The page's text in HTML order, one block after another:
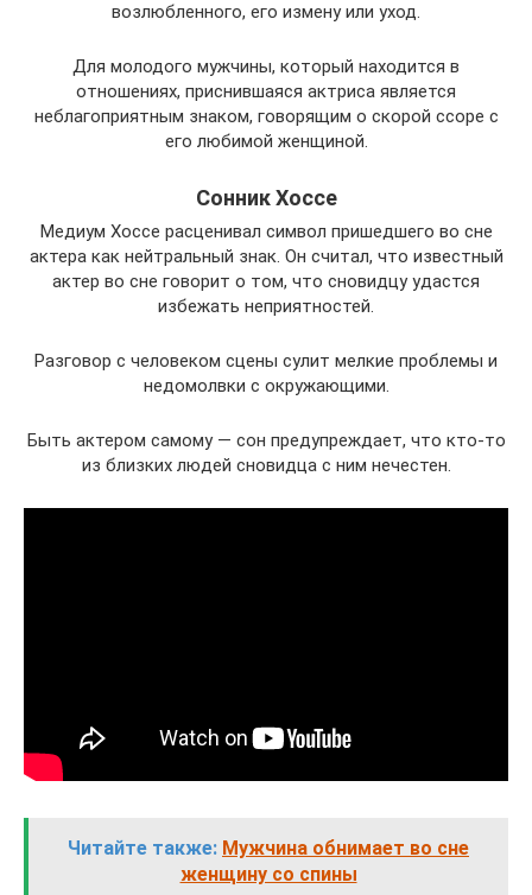
возлюбленного, его измену или уход.
Для молодого мужчины, который находится в
отношениях, приснившаяся актриса является
неблагоприятным знаком, говорящим о скорой ссоре с
его любимой женщиной.
Сонник Хоссе
Медиум Хоссе расценивал символ пришедшего во сне
актера как нейтральный знак. Он считал, что известный
актер во сне говорит о том, что сновидцу удастся
избежать неприятностей.
Разговор с человеком сцены сулит мелкие проблемы и
недомолвки с окружающими.
Быть актером самому — сон предупреждает, что кто-то
из близких людей сновидца с ним нечестен.
Читайте также: Мужчина обнимает во сне
женщину со спины